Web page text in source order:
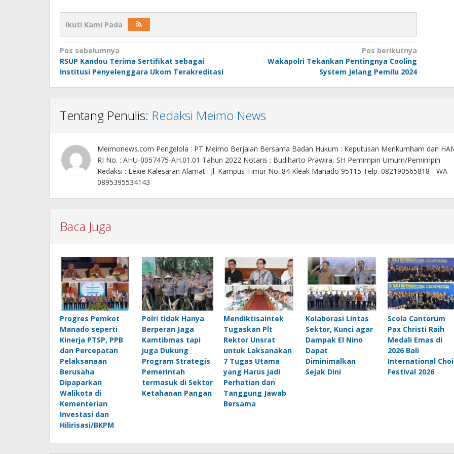
Ikuti Kami Pada
Navigasi
pos
Pos sebelumnya
RSUP Kandou Terima Sertifikat sebagai
Institusi Penyelenggara Ukom Terakreditasi
Pos berikutnya
Wakapolri Tekankan Pentingnya Cooling
System Jelang Pemilu 2024
Tentang Penulis: Redaksi Meimo News
Meimonews.com Pengelola : PT Meimo Berjalan Bersama Badan Hukum : Keputusan Menkumham dan
RI No. : AHU-0057475-AH.01.01 Tahun 2022 Notaris : Budiharto Prawira, SH Pemimpin Umum/Pemimpin
Redaksi : Lexie Kalesaran Alamat : Jl. Kampus Timur No. 84 Kleak Manado 95115 Telp. 082190565818 - WA
0895395534143
Baca Juga
Progres Pemkot
Manado seperti
Kinerja PTSP, PPB
dan Percepatan
Pelaksanaan
Berusaha
Dipaparkan
Walikota di
Kementerian
Investasi dan
Hilirisasi/BKPM
Polri tidak Hanya
Berperan Jaga
Kamtibmas tapi
juga Dukung
Program Strategis
Pemerintah
termasuk di Sektor
Ketahanan Pangan
Mendiktisaintek
Tugaskan Plt
Rektor Unsrat
untuk Laksanakan
7 Tugas Utama
yang Harus jadi
Perhatian dan
Tanggung Jawab
Bersama
Kolaborasi Lintas
Sektor, Kunci agar
Dampak El Nino
Dapat
Diminimalkan
Sejak Dini
Scola Cantorum
Pax Christi Raih
Medali Emas di
2026 Bali
International
Festival 2026